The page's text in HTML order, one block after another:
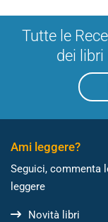
Tutte le
dei
Ami leggere?
Seguici, commenta
leggere
Novità libri